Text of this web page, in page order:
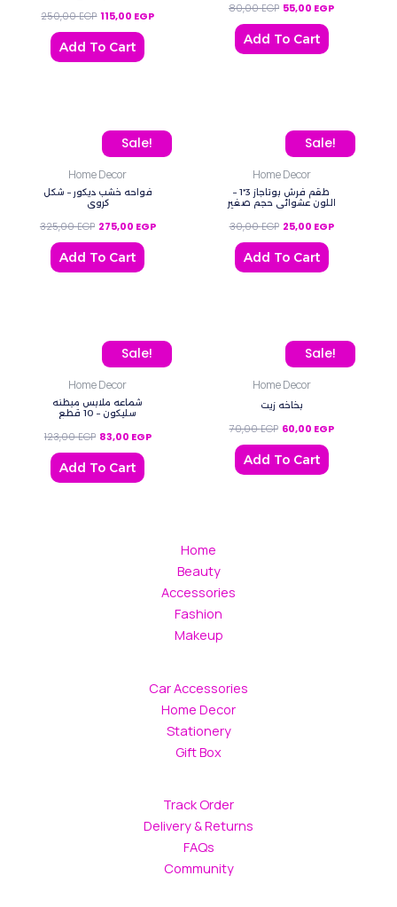
250,00EGP 115,00 EGP
Add To Cart
80,00EGP 55,00 EGP
Add To Cart
Sale!
Home Decor
فواحه خشب ديكور – شكل
كروي
325,00EGP
Original price was: 325,00 EGP.
275,00 EGP
Current price is: 275,00 EGP.
Add To Cart
Sale!
Home Decor
طقم فرش بوتاجاز 3*1 –
اللون عشوائي حجم صغير
30,00EGP
Original price was:
25,00 EGP
Current price
Add To Cart
Sale!
Home Decor
شماعه ملابس مبطنه
سليكون – 10 قطع
123,00EGP
Original price was: 123,00 EGP.
83,00 EGP
Current price is: 83,00 EGP.
Add To Cart
Sale!
Home Decor
بخاخه زيت
70,00EGP
Original price was:
60,00 EGP
Current price
Add To Cart
Home
Beauty
Accessories
Fashion
Makeup
Car Accessories
Home Decor
Stationery
Gift Box
Track Order
Delivery & Returns
FAQs
Community